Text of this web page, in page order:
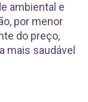
ambiental e
por menor
do preço,
mais saudável